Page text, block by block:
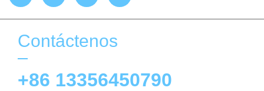
Contáctenos
+86 13356450790